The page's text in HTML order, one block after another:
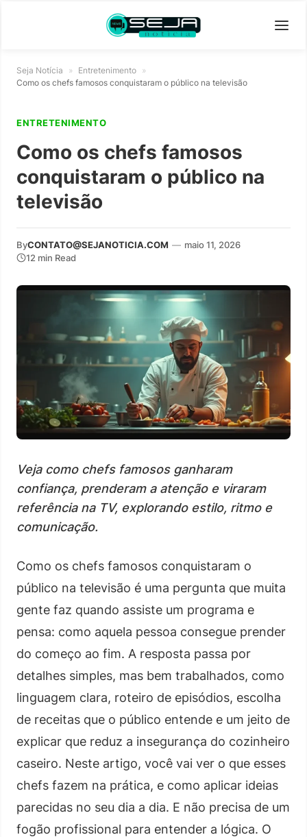
Seja Notícia » Entretenimento »
Como os chefs famosos conquistaram o público na televisão
ENTRETENIMENTO
Como os chefs famosos
conquistaram o público na
televisão
ByCONTATO@SEJANOTICIA.COM — maio 11, 2026
12 min Read
Veja como chefs famosos ganharam
confiança, prenderam a atenção e viraram
referência na TV, explorando estilo, ritmo e
comunicação.
Como os chefs famosos conquistaram o
público na televisão é uma pergunta que muita
gente faz quando assiste um programa e
pensa: como aquela pessoa consegue prender
do começo ao fim. A resposta passa por
detalhes simples, mas bem trabalhados, como
linguagem clara, roteiro de episódios, escolha
de receitas que o público entende e um jeito de
explicar que reduz a insegurança do cozinheiro
caseiro. Neste artigo, você vai ver o que esses
chefs fazem na prática, e como aplicar ideias
parecidas no seu dia a dia. E não precisa de um
fogão profissional para entender a lógica. O